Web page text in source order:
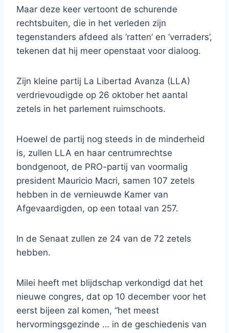
Maar deze keer vertoont de schurende
rechtsbuiten, die in het verleden zijn
tegenstanders afdeed als ‘ratten’ en ‘verraders’,
tekenen dat hij meer openstaat voor dialoog.
Zijn kleine partij La Libertad Avanza (LLA)
verdrievoudigde op 26 oktober het aantal
zetels in het parlement ruimschoots.
Hoewel de partij nog steeds in de minderheid
is, zullen LLA en haar centrumrechtse
bondgenoot, de PRO-partij van voormalig
president Mauricio Macri, samen 107 zetels
hebben in de vernieuwde Kamer van
Afgevaardigden, op een totaal van 257.
In de Senaat zullen ze 24 van de 72 zetels
hebben.
Milei heeft met blijdschap verkondigd dat het
nieuwe congres, dat op 10 december voor het
eerst bijeen zal komen, “het meest
hervormingsgezinde … in de geschiedenis van